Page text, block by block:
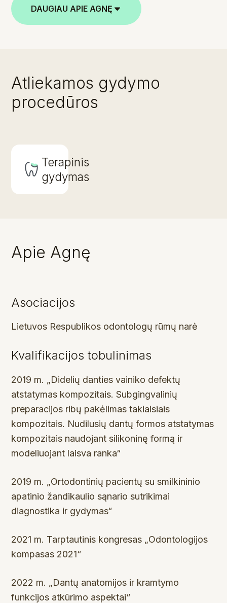
DAUGIAU APIE AGNĘ
Atliekamos gydymo
procedūros
Terapinis
gydymas
Apie Agnę
Asociacijos
Lietuvos Respublikos odontologų rūmų narė
Kvalifikacijos tobulinimas
2019 m. „Didelių danties vainiko defektų
atstatymas kompozitais. Subgingvalinių
preparacijos ribų pakėlimas takiaisiais
kompozitais. Nudilusių dantų formos atstatymas
kompozitais naudojant silikoninę formą ir
modeliuojant laisva ranka“
2019 m. „Ortodontinių pacientų su smilkininio
apatinio žandikaulio sąnario sutrikimai
diagnostika ir gydymas“
2021 m. Tarptautinis kongresas „Odontologijos
kompasas 2021“
2022 m. „Dantų anatomijos ir kramtymo
funkcijos atkūrimo aspektai“